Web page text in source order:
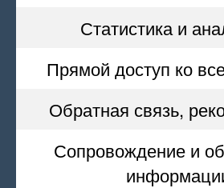
Статистика и
Прямой доступ ко
Обратная связь,
Сопровождение и